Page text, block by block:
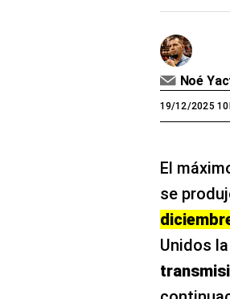
Noé
19/12/2025
El
se
Unidos